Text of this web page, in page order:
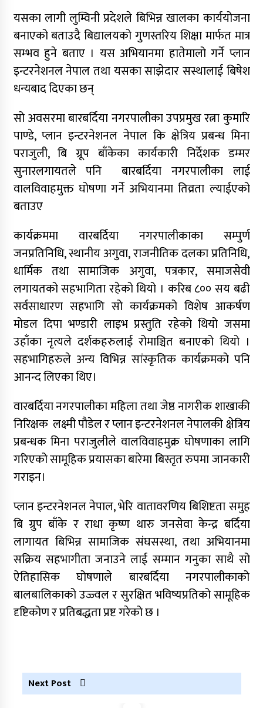
नेपाली कांग्रेस जुम्लाका कोषाध्यक्ष पाण्डेको निधन
डाेल्पाकाे जगदुल्लाबाट जुम्ला आउँदै गरेकाे जिप
दुर्घटना, एकको मृत्यु
डाेल्पाकाे जगदुल्लाबाट जुम्ला आउँदै गरेकाे जिप
यसका लागी लुम्विनी प्रदेशले बिभिन्न खालका कार्ययोजना
बनाएको बताउदै बिद्यालयको गुणस्तरिय शिक्षा मार्फत मात्र
सम्भव हुने बताए । यस अभियानमा हातेमालो गर्ने प्लान
इन्टरनेशनल नेपाल तथा यसका साझेदार सस्थालाई बिषेश
धन्यबाद दिएका छन्
सो अवसरमा बारबर्दिया नगरपालीका उपप्रमुख रत्ना कुमारि
पाण्डे, प्लान इन्टरनेशनल नेपाल कि क्षेत्रिय प्रबन्ध मिना
पराजुली, बि ग्रूप बाँकेका कार्यकारी निर्देशक डम्मर
सुनारलगायतले पनि बारबर्दिया नगरपालीका लाई
वालविवाहमुक्त घोषणा गर्ने अभियानमा तिव्रता ल्याईएको
बताउए
कार्यक्रममा वारबर्दिया नगरपालीकाका सम्पुर्ण
जनप्रतिनिधि, स्थानीय अगुवा, राजनीतिक दलका प्रतिनिधि,
धार्मिक तथा सामाजिक अगुवा, पत्रकार, समाजसेवी
लगायतको सहभागिता रहेको थियो । करिब ८०० सय बढी
सर्वसाधारण सहभागि सो कार्यक्रमको विशेष आकर्षण
मोडल दिपा भण्डारी लाइभ प्रस्तुति रहेको थियो जसमा
उहाँका नृत्यले दर्शकहरुलाई रोमाञ्चित बनाएको थियो ।
सहभागिहरुले अन्य विभिन्न सांस्कृतिक कार्यक्रमको पनि
आनन्द लिएका थिए।
वारबर्दिया नगरपालीका महिला तथा जेष्ठ नागरीक शाखाकी
निरिक्षक लक्ष्मी पौडेल र प्लान इन्टरनेशनल नेपालकी क्षेत्रिय
प्रबन्धक मिना पराजुलीले वालविवाहमुक्र घोषणाका लागि
गरिएको सामूहिक प्रयासका बारेमा बिस्तृत रुपमा जानकारी
गराइन।
प्लान इन्टरनेशनल नेपाल, भेरि वातावरणिय बिशिष्टता समुह
बि ग्रुप बाँके र राधा कृष्ण थारु जनसेवा केन्द्र बर्दिया
लागायत बिभिन्न सामाजिक संघसस्था, तथा अभियानमा
सक्रिय सहभागीता जनाउने लाई सम्मान गनुका साथै सो
ऐतिहासिक घोषणाले बारबर्दिया नगरपालीकाको
बालबालिकाको उज्ज्वल र सुरक्षित भविष्यप्रतिको सामूहिक
दृष्टिकोण र प्रतिबद्धता प्रष्ट गरेको छ ।
Next Post